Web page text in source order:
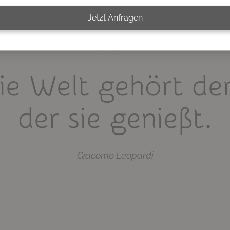
Welt gehört
der sie genießt.
Giacomo Leopardi
Jetzt Anfragen